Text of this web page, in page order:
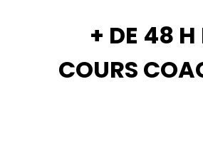
+ DE 48 H
COURS